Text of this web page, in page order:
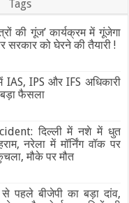
Tags
की गूंज’ कार्यक्रम में गूंजेगा
सरकार को घेरने की तैयारी !
IAS, IPS और IFS अधिकारी
बड़ा फैसला
दिल्ली में नशे में धुत
नरेला में मॉर्निंग वॉक पर
मौके पर मौत
पहले बीजेपी का बड़ा दांव,